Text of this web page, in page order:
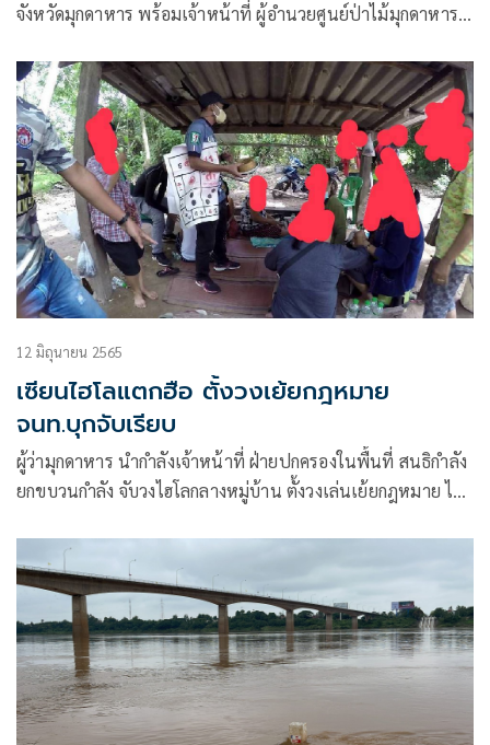
จังหวัดมุกดาหาร พร้อมเจ้าหน้าที่ ผู้อำนวยศูนย์ป่าไม้มุกดาหาร
มุกดาหาร และตัวแทนองค์การบริหารส่วนจังหวัดมุกดาหาร
ลงพื้นที่ตรวจสอบ
12 มิถุนายน 2565
เซียนไฮโลแตกฮือ ตั้งวงเย้ยกฎหมาย
จนท.บุกจับเรียบ
ผู้ว่ามุกดาหาร นำกำลังเจ้าหน้าที่ ฝ่ายปกครองในพื้นที่ สนธิกำลัง
ยกขบวนกำลัง จับวงไฮโลกลางหมู่บ้าน ตั้งวงเล่นเย้ยกฎหมาย ไม่